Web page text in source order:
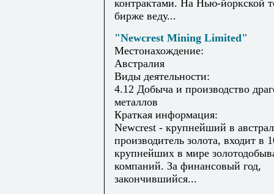
контрактами. На Нью-йоркской
бирже веду...
"Newcrest Mining Limited"
Местонахождение:
Австралия
Виды деятельности:
4.12 Добыча и производство
металлов
Краткая информация:
Newcrest - крупнейший в
производитель золота, входит в
крупнейших в мире
компаний. За финансовый год,
закончившийся...